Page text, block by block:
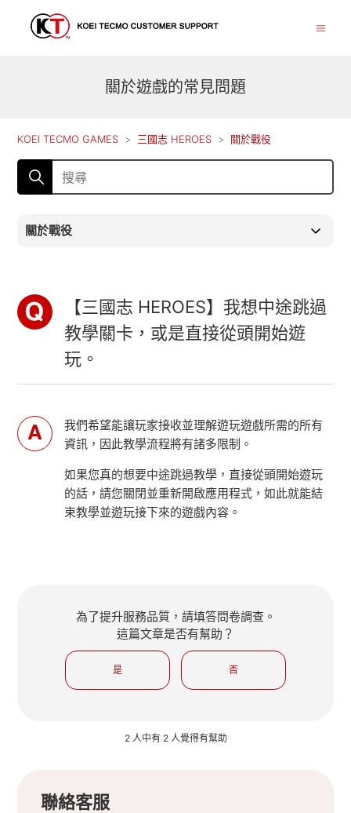
關於遊戲的常見問題
KOEI TECMO GAMES 三國志 HEROES 關於戰役
關於戰役
【三國志 HEROES】我想中途跳過
教學關卡，或是直接從頭開始遊
玩。
我們希望能讓玩家接收並理解遊玩遊戲所需的所有
資訊，因此教學流程將有諸多限制。
如果您真的想要中途跳過教學，直接從頭開始遊玩
的話，請您關閉並重新開啟應用程式，如此就能結
束教學並遊玩接下來的遊戲內容。
為了提升服務品質，請填答問卷調查。
這篇文章是否有幫助？
是 否
2 人中有 2 人覺得有幫助
聯絡客服